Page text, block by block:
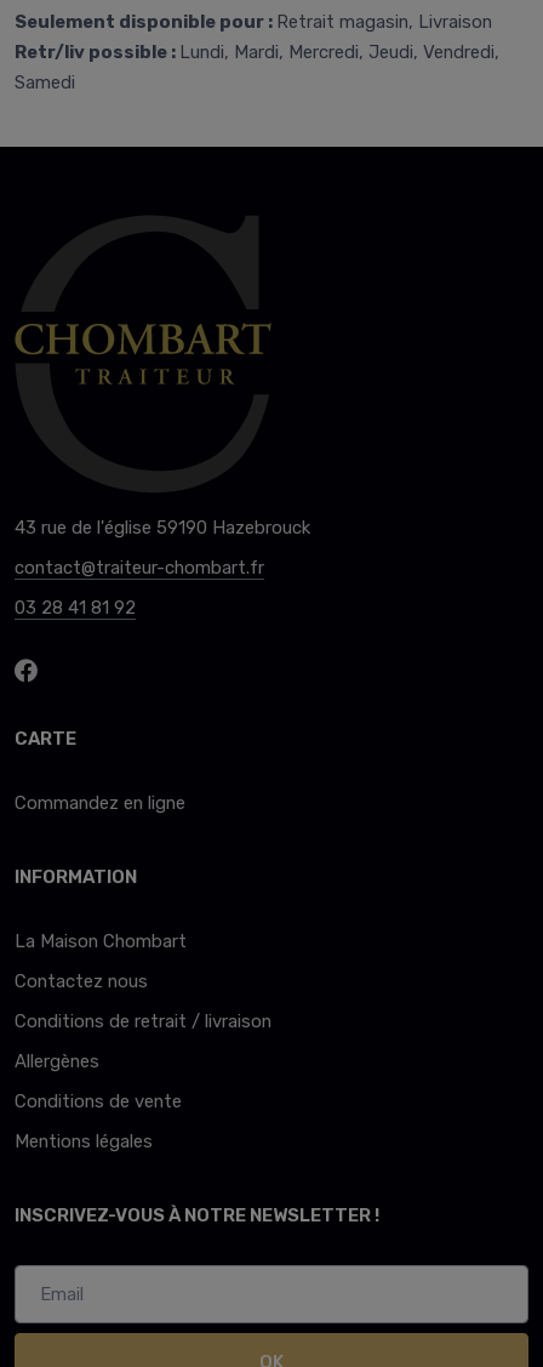
Seulement disponible pour : Retrait magasin, Livraison
Retr/liv possible : Lundi, Mardi, Mercredi, Jeudi, Vendredi,
Samedi
43 rue de l'église 59190 Hazebrouck
contact@traiteur-chombart.fr
03 28 41 81 92
CARTE
Commandez en ligne
INFORMATION
La Maison Chombart
Contactez nous
Conditions de retrait / livraison
Allergènes
Conditions de vente
Mentions légales
INSCRIVEZ-VOUS À NOTRE NEWSLETTER !
OK